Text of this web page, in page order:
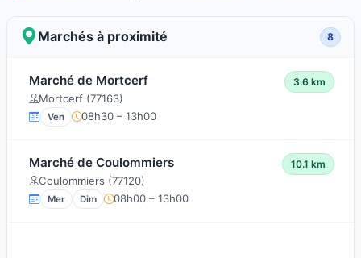
Marchés à proximité 8
Marché de Mortcerf
Mortcerf (77163)
3.6 km
Ven 08h30 – 13h00
Marché de Coulommiers
Coulommiers (77120)
10.1 km
Mer Dim 08h00 – 13h00